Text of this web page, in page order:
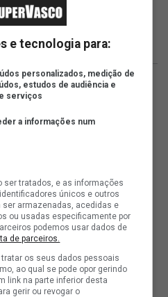
e tecnologia para:
personalizados, medição de
estudos de audiência e
serviços
a informações num
ser tratados, e as informações
únicos e outros
armazenadas, acedidas e
ou usadas especificamente por
podemos usar dados de
de parceiros.
os seus dados pessoais
ao qual se pode opor gerindo
link na parte inferior desta
gerir ou revogar o